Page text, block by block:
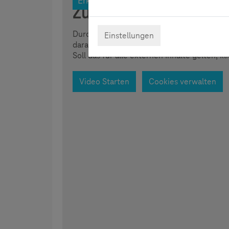
Zustimmung
Durch das Klicken auf "Video starten"
darauf hinweisen, dass im Zuge dessen
Soll das für alle externen Inhalte gelten,
Video Starten Cookies verwalten
Einstellungen